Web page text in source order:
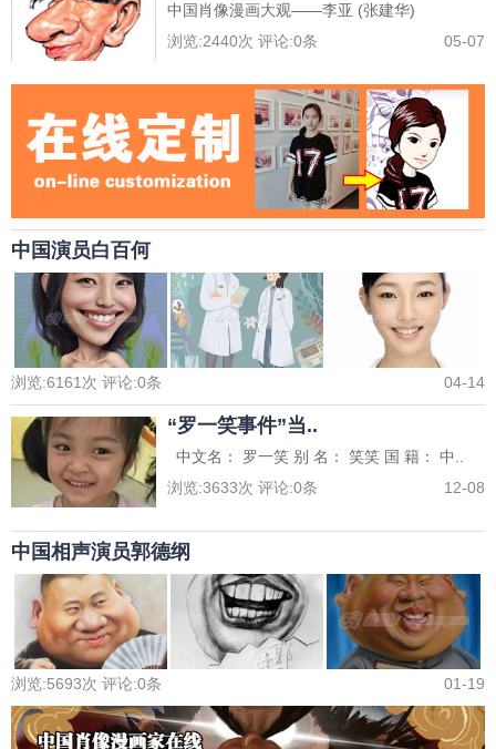
中国肖像漫画大观——李亚 (张建华)
浏览:2440次 评论:0条 05-07
中国演员白百何
浏览:6161 次 评论:0条 04-14
“罗一笑事件”当..
中文名： 罗一笑 别 名： 笑笑 国 籍： 中..
浏览:3633次 评论:0条 12-08
中国相声演员郭德纲
浏览:5693次 评论:0条 01-19